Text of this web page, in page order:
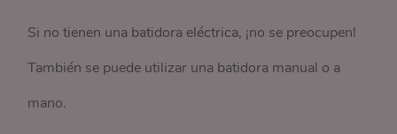
Si no tienen una batidora eléctrica, ¡no se preocupen!
También se puede utilizar una batidora manual o a
mano.